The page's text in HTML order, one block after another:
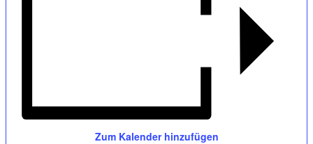
Zum Kalender hinzufügen